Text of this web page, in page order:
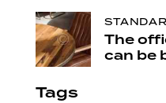
The
can be
Tags